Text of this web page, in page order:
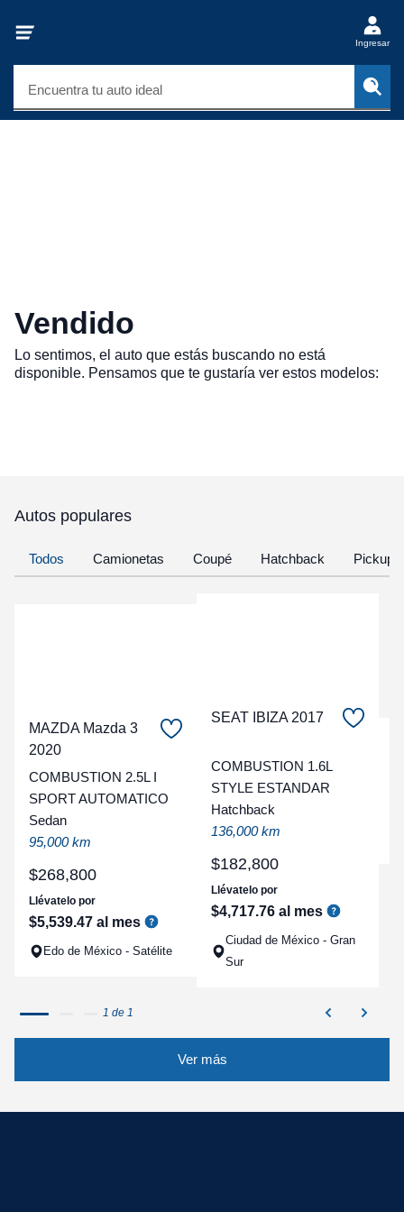
Ingresar
Encuentra tu auto ideal
Vendido
Lo sentimos, el auto que estás buscando no está
disponible. Pensamos que te gustaría ver estos modelos:
Autos populares
Todos Camionetas Coupé Hatchback Pickup
MAZDA Mazda 3
2020
COMBUSTION 2.5L I
SPORT AUTOMATICO
Sedan
95,000 km
$268,800
Llévatelo por
$5,539.47 al mes
Edo de México - Satélite
SEAT IBIZA 2017
COMBUSTION 1.6L
STYLE ESTANDAR
Hatchback
136,000 km
$182,800
Llévatelo por
$4,717.76 al mes
Ciudad de México - Gran
Sur
1 de 1
Ver más